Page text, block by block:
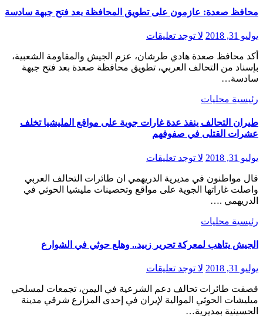
محافظ صعدة: عازمون على تطويق المحافظة بعد فتح جبهة سادسة
يوليو 31, 2018 لا توجد تعليقات
بإسناد من التحالف العربي، تطويق محافظة صعدة بعد فتح جبهة
سادسة…
رئيسية محليات
طيران التحالف ينفذ عدة غارات جوية على مواقع المليشيا تخلف
عشرات القتلى في صفوفهم
يوليو 31, 2018 لا توجد تعليقات
قال مواطنون في مديرية الدريهمي ان طائرات التحالف العربي
واصلت غاراتها الجوية على مواقع وتحصينات مليشيا الحوثي في
الدريهمي .…
رئيسية محليات
الجيش يتاهب لمعركة تحرير زبيد.. وهلع حوثي في الشوارع
يوليو 31, 2018 لا توجد تعليقات
قصفت طائرات تحالف دعم الشرعية في اليمن، تجمعات لمسلحي
ميليشات الحوثي الموالية لإيران في إحدى المزارع شرقي مدينة
الحسينية بمديرية…